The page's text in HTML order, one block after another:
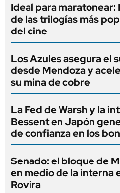
Ideal para maratonear:
de las trilogías más
del cine
Los Azules asegura el
desde Mendoza y
su mina de cobre
La Fed de Warsh y la
Bessent en Japón
de confianza en los
Senado: el bloque de
en medio de la interna
Rovira